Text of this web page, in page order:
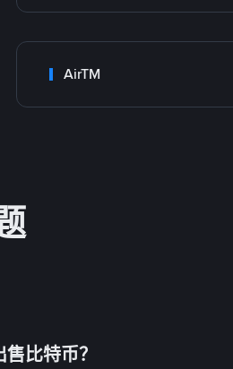
AirTM
比特币？